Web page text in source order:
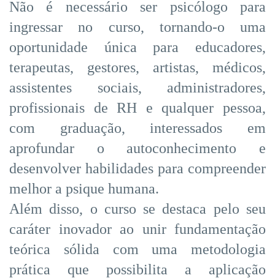
Não é necessário ser psicólogo para
ingressar no curso, tornando-o uma
oportunidade única para educadores,
terapeutas, gestores, artistas, médicos,
assistentes sociais, administradores,
profissionais de RH e qualquer pessoa,
com graduação, interessados em
aprofundar o autoconhecimento e
desenvolver habilidades para compreender
melhor a psique humana.
Além disso, o curso se destaca pelo seu
caráter inovador ao unir fundamentação
teórica sólida com uma metodologia
prática que possibilita a aplicação